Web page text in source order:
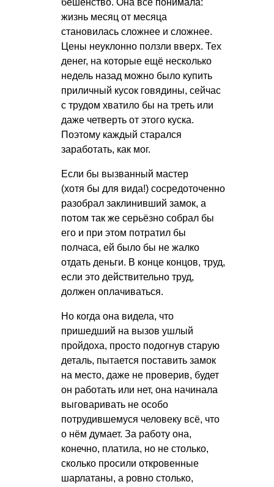
бешенство. Она всё понимала:
жизнь месяц от месяца
становилась сложнее и сложнее.
Цены неуклонно ползли вверх. Тех
денег, на которые ещё несколько
недель назад можно было купить
приличный кусок говядины, сейчас
с трудом хватило бы на треть или
даже четверть от этого куска.
Поэтому каждый старался
заработать, как мог.
Если бы вызванный мастер
(хотя бы для вида!) сосредоточенно
разобрал заклинивший замок, а
потом так же серьёзно собрал бы
его и при этом потратил бы
полчаса, ей было бы не жалко
отдать деньги. В конце концов, труд,
если это действительно труд,
должен оплачиваться.
Но когда она видела, что
пришедший на вызов ушлый
пройдоха, просто подогнув старую
деталь, пытается поставить замок
на место, даже не проверив, будет
он работать или нет, она начинала
выговаривать не особо
потрудившемуся человеку всё, что
о нём думает. За работу она,
конечно, платила, но не столько,
сколько просили откровенные
шарлатаны, а ровно столько,